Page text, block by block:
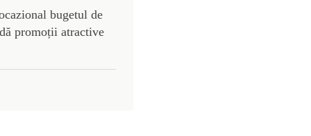
bugetul de
promoții atractive